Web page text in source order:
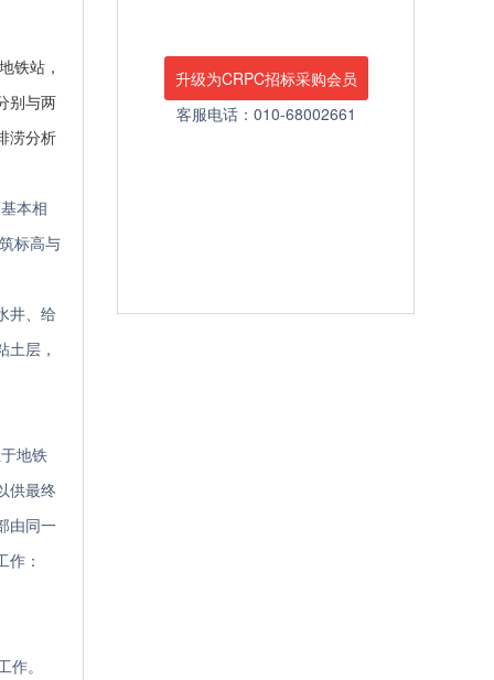
铁站，
别与两
涝分析
本相
标高与
井、给
层，
地铁
供最终
由同一
作：
作。
升级为CRPC招标采购会员
客服电话：010-68002661